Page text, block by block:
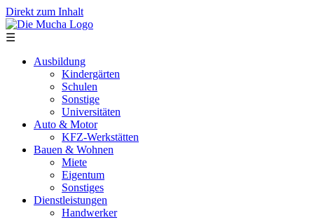
Direkt zum Inhalt
☰
Ausbildung
Kindergärten
Schulen
Sonstige
Universitäten
Auto & Motor
KFZ-Werkstätten
Bauen & Wohnen
Miete
Eigentum
Sonstiges
Dienstleistungen
Handwerker